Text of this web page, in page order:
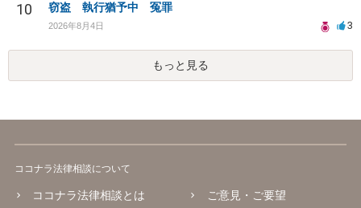
10 窃盗 執行猶予中 冤罪
2026年8月4日 3
もっと見る
ココナラ法律相談について
ココナラ法律相談とは
ご意見・ご要望